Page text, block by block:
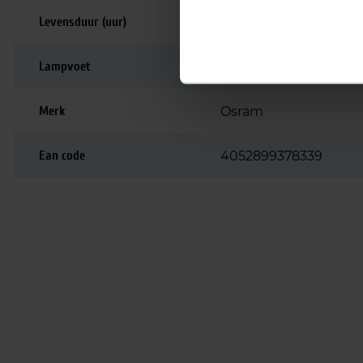
Levensduur (uur)
Lampvoet
Merk Osram
Ean code 4052899378339